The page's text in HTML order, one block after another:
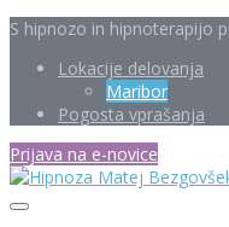
S hipnozo in hipnoterapijo
Lokacije delovanja
Maribor
Pogosta vprašanja
Prijava na e-novice